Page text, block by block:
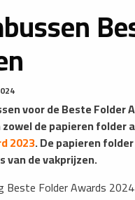
voor de Beste
de papieren folder
2023. De papieren
van de vakprijzen.
Beste Folder Awards